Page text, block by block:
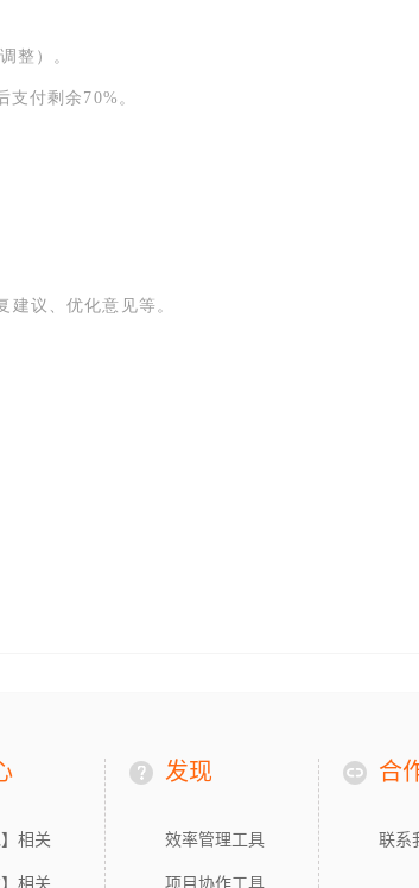
整）。
付剩余70%。
议、优化意见等。
】相关
】相关
发现
效率管理工具
项目协作工具
合
联系